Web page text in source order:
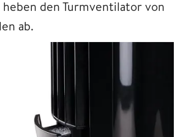
den Turmventilator von
ab.